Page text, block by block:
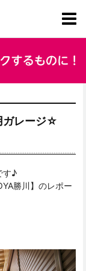
ガレージ☆
す♪
勝川】のレポー